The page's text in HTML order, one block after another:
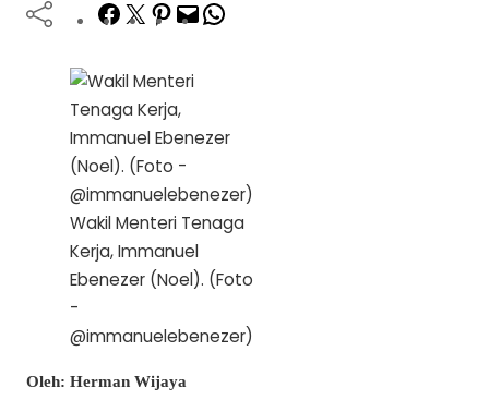
Facebook
TwitterPinterest
Mail
Wakil Menteri Tenaga
Kerja, Immanuel
Ebenezer (Noel). (Foto
-
@immanuelebenezer)
Oleh: Herman Wijaya